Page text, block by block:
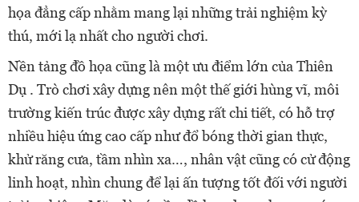
họa đẳng cấp nhằm mang lại những trải nghiệm kỳ
thú, mới lạ nhất cho người chơi.
Nền tảng đồ họa cũng là một ưu điểm lớn của Thiên
Dụ . Trò chơi xây dựng nên một thế giới hùng vĩ, môi
trường kiến trúc được xây dựng rất chi tiết, có hỗ trợ
nhiều hiệu ứng cao cấp như đổ bóng thời gian thực,
khử răng cưa, tầm nhìn xa…, nhân vật cũng có cử động
linh hoạt, nhìn chung để lại ấn tượng tốt đối với người